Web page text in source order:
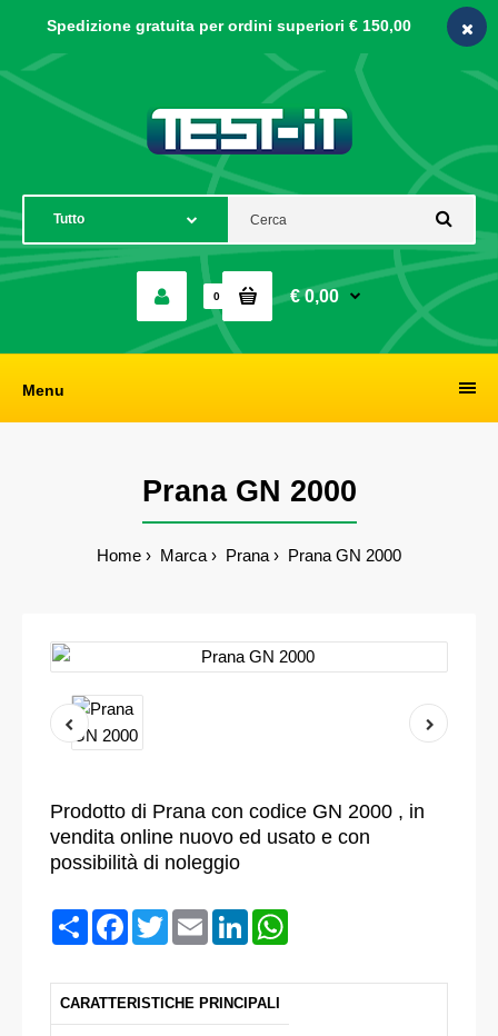
Spedizione gratuita per ordini superiori € 150,00
0 € 0,00
Menu
Prana GN 2000
Home Marca Prana Prana GN 2000
Prodotto di Prana con codice GN 2000 , in
vendita online nuovo ed usato e con
possibilità di noleggio
CondividiFacebook
TwitterEmail LinkedIn
CARATTERISTICHE PRINCIPALI